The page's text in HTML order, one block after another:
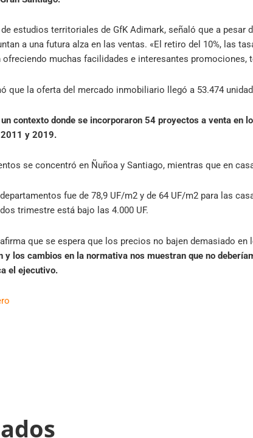
estudios territoriales de GfK Adimark, señaló que a
a una futura alza en las ventas. «El retiro del 10%, las
muchas facilidades e interesantes promociones,
que la oferta del mercado inmobiliario llegó a 53.474
contexto donde se incorporaron 54 proyectos a venta en
y 2019.
se concentró en Ñuñoa y Santiago, mientras que en
fue de 78,9 UF/m2 y de 64 UF/m2 para las
trimestre está bajo las 4.000 UF.
que se espera que los precios no bajen demasiado en
y los cambios en la normativa nos muestran que no
el ejecutivo.